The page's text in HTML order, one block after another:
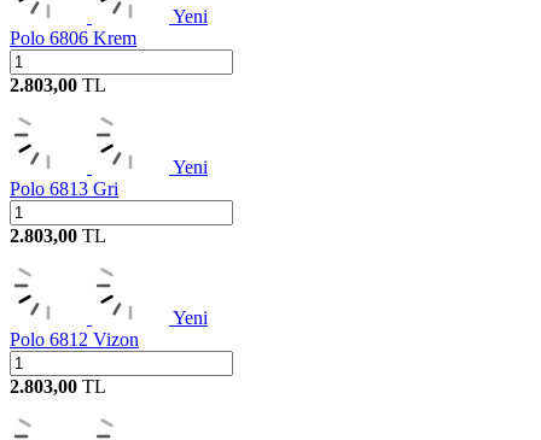
Yeni
Polo 6806 Krem
2.803,00 TL
Yeni
Polo 6813 Gri
2.803,00 TL
Yeni
Polo 6812 Vizon
2.803,00 TL